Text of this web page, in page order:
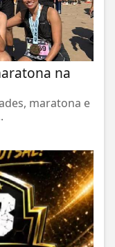
na
maratona e